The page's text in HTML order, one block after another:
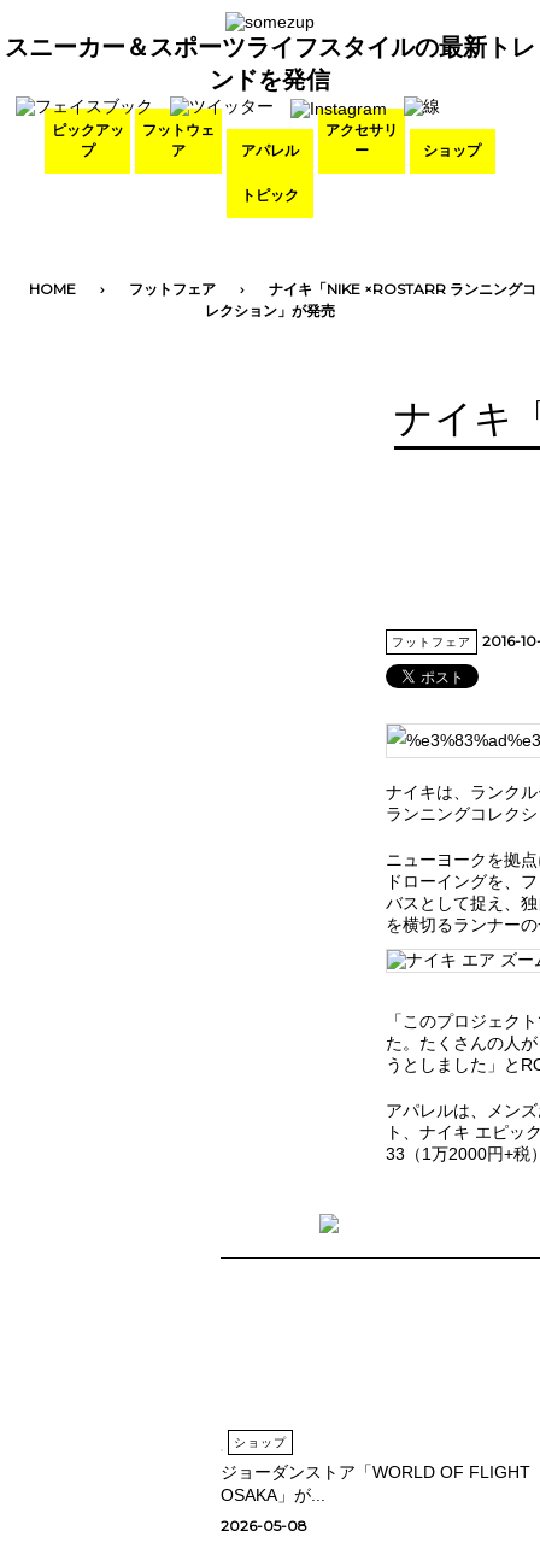
スニーカー＆スポーツライフスタイルの最新トレ
ンドを発信
ピックアッ
プ
フットウェ
ア
アパレル
アクセサリ
ー
ショップ
トピック
HOME フットフェア
ナイキ「NIKE ×ROSTARR ランニングコ
レクション」が発売
ナイキ
フットフェア 2016-
ナイキは、ランク
ランニングコレク
ニューヨークを拠
ドローイングを、
バスとして捉え、
を横切るランナー
「このプロジェク
た。たくさんの人
うとしました」と
アパレルは、メン
ト、ナイキ エピッ
33（1万2000円+税
ショップ
ジョーダンストア「WORLD OF FLIGHT
OSAKA」が...
2026-05-08